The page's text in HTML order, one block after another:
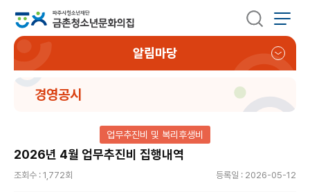
알림마당
경영공시
업무추진비 및 복리후생비
2026년 4월 업무추진비 집행내역
조회수 : 1,772회 등록일 : 2026-05-12